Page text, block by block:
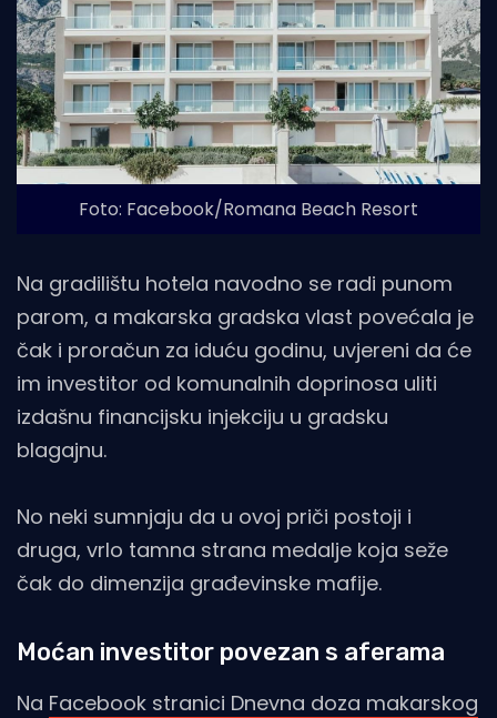
Foto: Facebook/Romana Beach Resort
Na gradilištu hotela navodno se radi punom
parom, a makarska gradska vlast povećala je
čak i proračun za iduću godinu, uvjereni da će
im investitor od komunalnih doprinosa uliti
izdašnu financijsku injekciju u gradsku
blagajnu.
No neki sumnjaju da u ovoj priči postoji i
druga, vrlo tamna strana medalje koja seže
čak do dimenzija građevinske mafije.
Moćan investitor povezan s aferama
Na Facebook stranici Dnevna doza makarskog